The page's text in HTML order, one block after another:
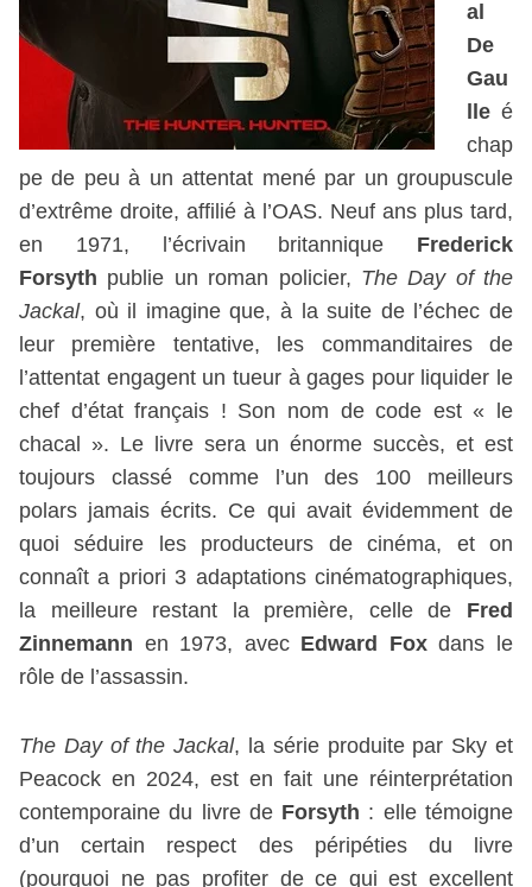
al
De
Gau
lle é
chap
pe de peu à un attentat mené par un groupuscule
d’extrême droite, affilié à l’OAS. Neuf ans plus tard,
en 1971, l’écrivain britannique Frederick
Forsyth publie un roman policier, The Day of the
Jackal, où il imagine que, à la suite de l’échec de
leur première tentative, les commanditaires de
l’attentat engagent un tueur à gages pour liquider le
chef d’état français ! Son nom de code est « le
chacal ». Le livre sera un énorme succès, et est
toujours classé comme l’un des 100 meilleurs
polars jamais écrits. Ce qui avait évidemment de
quoi séduire les producteurs de cinéma, et on
connaît a priori 3 adaptations cinématographiques,
la meilleure restant la première, celle de Fred
Zinnemann en 1973, avec Edward Foxdans le
rôle de l’assassin.
The Day of the Jackal, la série produite par Sky et
Peacock en 2024, est en fait une réinterprétation
contemporaine du livre de Forsyth : elle témoigne
d’un certain respect des péripéties du livre
(pourquoi ne pas profiter de ce qui est excellent